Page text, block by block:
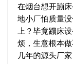
在烟台想开蹦
地小厂怕质量
上？毕竟蹦床
烦，生意根本
几年的源头厂